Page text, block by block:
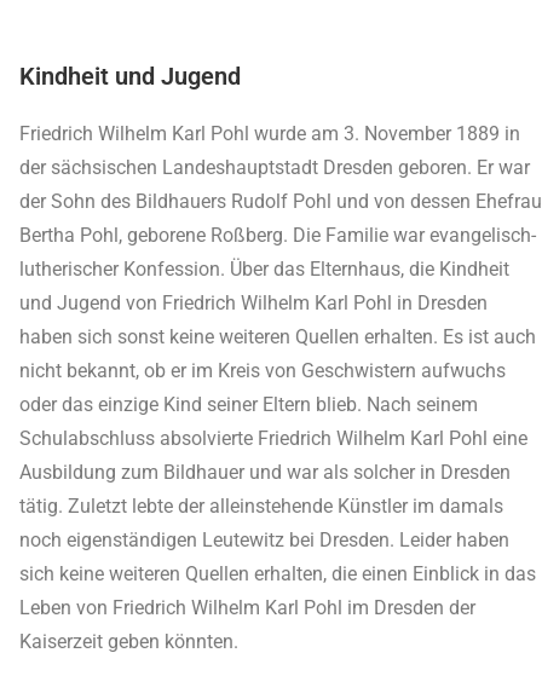
Kindheit und Jugend
Friedrich Wilhelm Karl Pohl wurde am 3. November 1889 in
der sächsischen Landeshauptstadt Dresden geboren. Er war
der Sohn des Bildhauers Rudolf Pohl und von dessen Ehefrau
Bertha Pohl, geborene Roßberg. Die Familie war evangelisch-
lutherischer Konfession. Über das Elternhaus, die Kindheit
und Jugend von Friedrich Wilhelm Karl Pohl in Dresden
haben sich sonst keine weiteren Quellen erhalten. Es ist auch
nicht bekannt, ob er im Kreis von Geschwistern aufwuchs
oder das einzige Kind seiner Eltern blieb. Nach seinem
Schulabschluss absolvierte Friedrich Wilhelm Karl Pohl eine
Ausbildung zum Bildhauer und war als solcher in Dresden
tätig. Zuletzt lebte der alleinstehende Künstler im damals
noch eigenständigen Leutewitz bei Dresden. Leider haben
sich keine weiteren Quellen erhalten, die einen Einblick in das
Leben von Friedrich Wilhelm Karl Pohl im Dresden der
Kaiserzeit geben könnten.